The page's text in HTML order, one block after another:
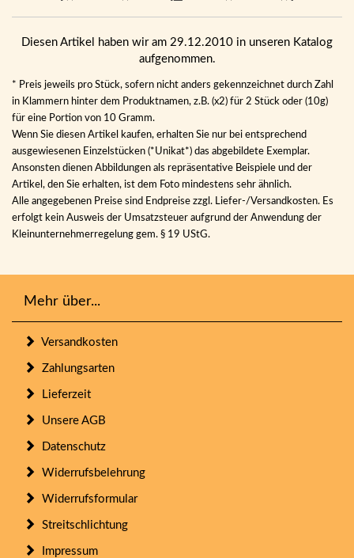
Diesen Artikel haben wir am 29.12.2010 in unseren Katalog
aufgenommen.
* Preis jeweils pro Stück, sofern nicht anders gekennzeichnet durch Zahl
in Klammern hinter dem Produktnamen, z.B. (x2) für 2 Stück oder (10g)
für eine Portion von 10 Gramm.
Wenn Sie diesen Artikel kaufen, erhalten Sie nur bei entsprechend
ausgewiesenen Einzelstücken (*Unikat*) das abgebildete Exemplar.
Ansonsten dienen Abbildungen als repräsentative Beispiele und der
Artikel, den Sie erhalten, ist dem Foto mindestens sehr ähnlich.
Alle angegebenen Preise sind Endpreise zzgl. Liefer-/Versandkosten. Es
erfolgt kein Ausweis der Umsatzsteuer aufgrund der Anwendung der
Kleinunternehmerregelung gem. § 19 UStG.
Mehr über...
Versandkosten
Zahlungsarten
Lieferzeit
Unsere AGB
Datenschutz
Widerrufsbelehrung
Widerrufsformular
Streitschlichtung
Impressum